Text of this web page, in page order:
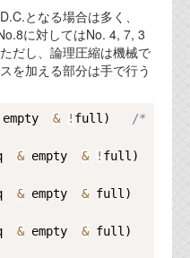
となる場合は多く、
に対してはNo. 4, 7, 3
だし、論理圧縮は機械で
を加える部分は手で行う
& ! full)
/*
& empty & !
& empty &
& empty &
Copy